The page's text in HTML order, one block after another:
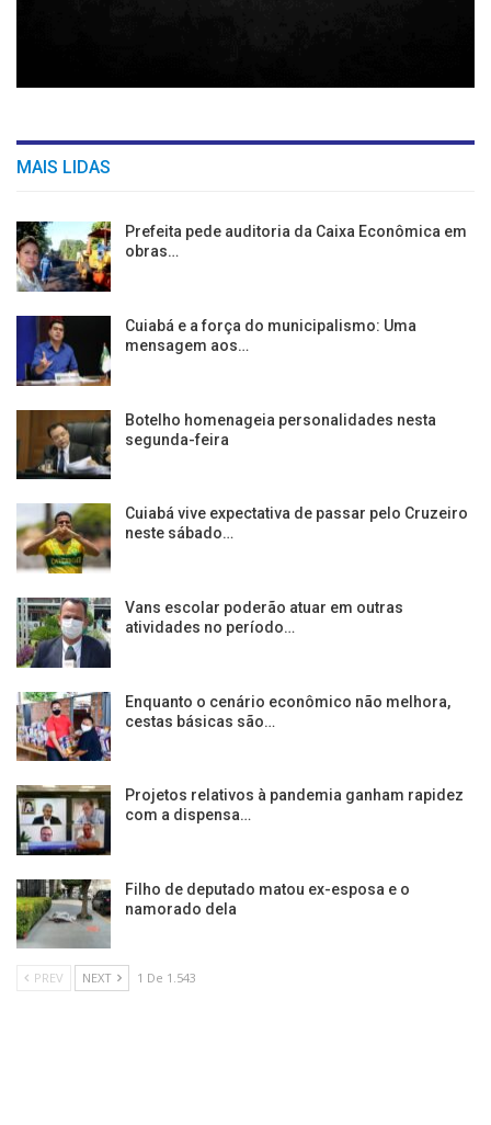
MAIS LIDAS
Prefeita pede auditoria da Caixa Econômica em
obras…
Cuiabá e a força do municipalismo: Uma
mensagem aos…
Botelho homenageia personalidades nesta
segunda-feira
Cuiabá vive expectativa de passar pelo Cruzeiro
neste sábado…
Vans escolar poderão atuar em outras
atividades no período…
Enquanto o cenário econômico não melhora,
cestas básicas são…
Projetos relativos à pandemia ganham rapidez
com a dispensa…
Filho de deputado matou ex-esposa e o
namorado dela
PREV NEXT 1 De 1.543